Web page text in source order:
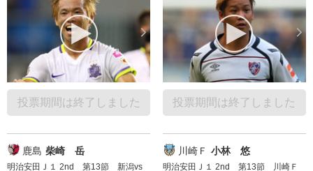
投票期間は終了しました 投票期間は終了しました
鹿島 柴崎 岳
明治安田Ｊ１ 2nd 第13節 新潟vs
川崎Ｆ 小林 悠
明治安田Ｊ１ 2nd 第13節 川崎Ｆ